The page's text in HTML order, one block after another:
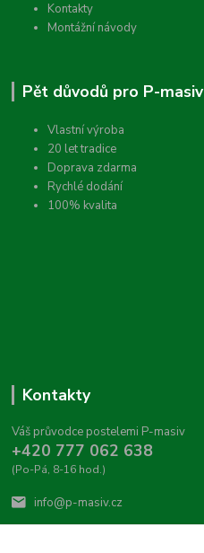
Kontakty
Montážní návody
Pět důvodů pro P-masiv
Vlastní výroba
20 let tradice
Doprava zdarma
Rychlé dodání
100% kvalita
Kontakty
Váš průvodce postelemi P-masiv
+420 777 062 638
(Po-Pá, 8-16 hod.)
info@p-masiv.cz